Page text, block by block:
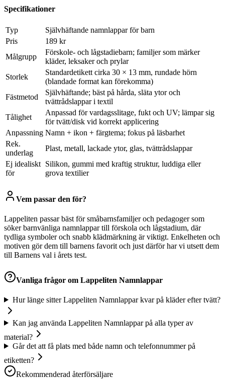
Specifikationer
Typ
Självhäftande namnlappar för barn
Pris
189 kr
Målgrupp
Förskole- och lågstadiebarn; familjer som märker
kläder, leksaker och prylar
Storlek
Standardetikett cirka 30 × 13 mm, rundade hörn
(blandade format kan förekomma)
Fästmetod
Självhäftande; bäst på hårda, släta ytor och
tvättrådslappar i textil
Tålighet
Anpassad för vardagsslitage, fukt och UV; lämpar sig
för tvätt/disk vid korrekt applicering
Anpassning Namn + ikon + färgtema; fokus på läsbarhet
Rek.
underlag
Plast, metall, lackade ytor, glas, tvättrådslappar
Ej idealiskt
för
Silikon, gummi med kraftig struktur, luddiga eller
grova textilier
Vem passar den för?
Lappeliten passar bäst för småbarnsfamiljer och pedagoger som
söker barnvänliga namnlappar till förskola och lågstadium, där
tydliga symboler och snabb klädmärkning är viktigt. Enkelheten och
motiven gör dem till barnens favorit och just därför har vi utsett dem
till Barnens val i årets test.
Vanliga frågor om Lappeliten Namnlappar
Hur länge sitter Lappeliten Namnlappar kvar på kläder efter tvätt?
Kan jag använda Lappeliten Namnlappar på alla typer av
material?
Går det att få plats med både namn och telefonnummer på
etiketten?
Rekommenderad återförsäljare